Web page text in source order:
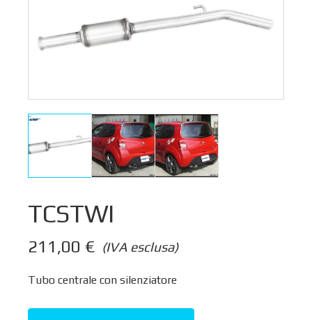
TCSTWI
(IVA esclusa)
211,00 €
Tubo centrale con silenziatore